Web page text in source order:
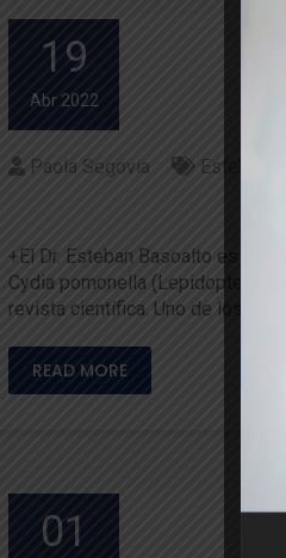
19
Abr 2022
Paola Segovia Esteban
Artículo de
+El Dr. Esteban Basoalto es
Cydia pomonella (Lepidoptera:
revista científica. Uno de los
READ MORE
01